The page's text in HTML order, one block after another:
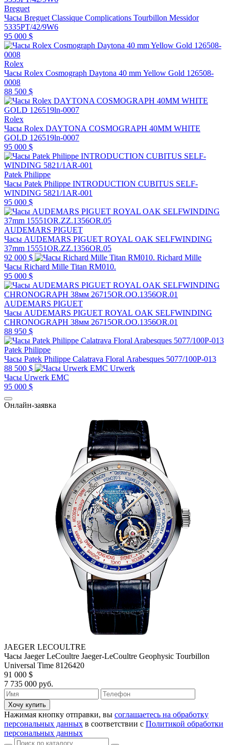
Breguet
Часы Breguet Classique Complications Tourbillon Messidor
5335PT/42/9W6
95 000 $
Rolex
Часы Rolex Cosmograph Daytona 40 mm Yellow Gold 126508-
0008
88 500 $
Rolex
Часы Rolex DAYTONA COSMOGRAPH 40MM WHITE
GOLD 126519ln-0007
95 000 $
Patek Philippe
Часы Patek Philippe INTRODUCTION CUBITUS SELF-
WINDING 5821/1AR-001
95 000 $
AUDEMARS PIGUET
Часы AUDEMARS PIGUET ROYAL OAK SELFWINDING
37mm 15551OR.ZZ.1356OR.05
92 000 $
Richard Mille
Часы Richard Mille Titan RM010.
95 000 $
AUDEMARS PIGUET
Часы AUDEMARS PIGUET ROYAL OAK SELFWINDING
CHRONOGRAPH 38мм 26715OR.OO.1356OR.01
88 950 $
Patek Philippe
Часы Patek Philippe Calatrava Floral Arabesques 5077/100P-013
88 500 $
Urwerk
Часы Urwerk EMC
95 000 $
Онлайн-заявка
JAEGER LECOULTRE
Часы Jaeger LeCoultre Jaeger-LeCoultre Geophysic Tourbillon
Universal Time 8126420
91 000 $
7 735 000 руб.
Хочу купить
Нажимая кнопку отправки, вы соглашаетесь на обработку
персональных данных в соответствии с Политикой обработки
персональных данных